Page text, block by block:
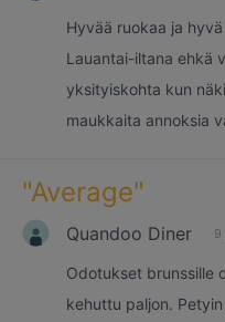
Hyvää ruokaa ja
Lauantai-iltana ehkä
yksityiskohta kun
maukkaita annoksia
"Average"
Quandoo Diner 9
Odotukset brunssille
kehuttu paljon.